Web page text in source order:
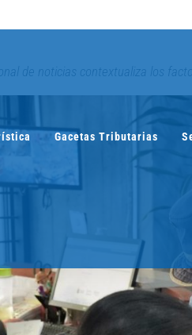
Gacetas Tributarias
de noticias contextualiza los